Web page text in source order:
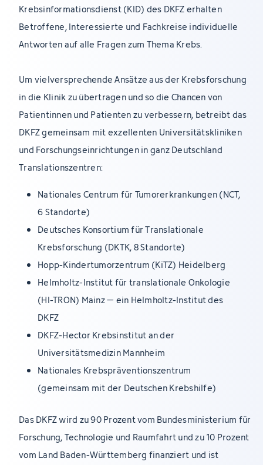
Krebsinformationsdienst (KID) des DKFZ erhalten
Betroffene, Interessierte und Fachkreise individuelle
Antworten auf alle Fragen zum Thema Krebs.
Um vielversprechende Ansätze aus der Krebsforschung
in die Klinik zu übertragen und so die Chancen von
Patientinnen und Patienten zu verbessern, betreibt das
DKFZ gemeinsam mit exzellenten Universitätskliniken
und Forschungseinrichtungen in ganz Deutschland
Translationszentren:
Nationales Centrum für Tumorerkrankungen (NCT,
6 Standorte)
Deutsches Konsortium für Translationale
Krebsforschung (DKTK, 8 Standorte)
Hopp-Kindertumorzentrum (KiTZ) Heidelberg
Helmholtz-Institut für translationale Onkologie
(HI-TRON) Mainz – ein Helmholtz-Institut des
DKFZ
DKFZ-Hector Krebsinstitut an der
Universitätsmedizin Mannheim
Nationales Krebspräventionszentrum
(gemeinsam mit der Deutschen Krebshilfe)
Das DKFZ wird zu 90 Prozent vom Bundesministerium für
Forschung, Technologie und Raumfahrt und zu 10 Prozent
vom Land Baden-Württemberg finanziert und ist